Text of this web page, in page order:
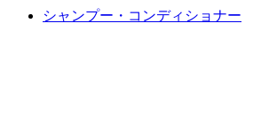
シャンプー・コンディショナー